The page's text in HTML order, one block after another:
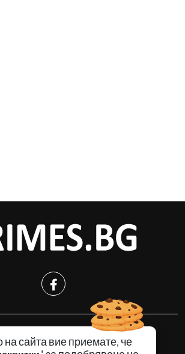
на сайта вие приемате, че
КРИМИНАЛНО
ИНЦИДЕНТИ